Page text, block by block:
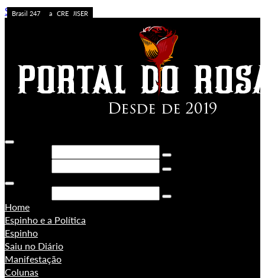
Skip to content
Home
Espinho e a Política
Espinho
Saiu no Diário
Manifestação
Colunas
Caos no Acre
Acolhimento
APOSTA ALTA
ACREDITE QUEM QUISER
A FORÇA DO ACRE
Sem categoria
Ação da PF
Sem categoria
Brasil 247
Brasil 247
PORONGA
Brasil 247